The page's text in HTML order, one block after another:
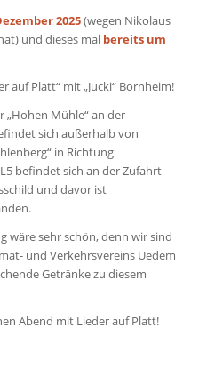
2025(wegen Nikolaus
und dieses mal bereits um
auf Platt“ mit „Jucki“ Bornheim!
Mühle“ an der
sich außerhalb von
in Richtung
befindet sich an der Zufahrt
und davor ist
wäre sehr schön, denn wir sind
und Verkehrsvereins Uedem
Getränke zu diesem
Abend mit Lieder auf Platt!